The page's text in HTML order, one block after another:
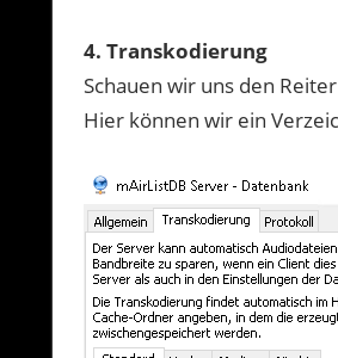
4. Transkodierung
Schauen wir uns den
Hier können wir ein